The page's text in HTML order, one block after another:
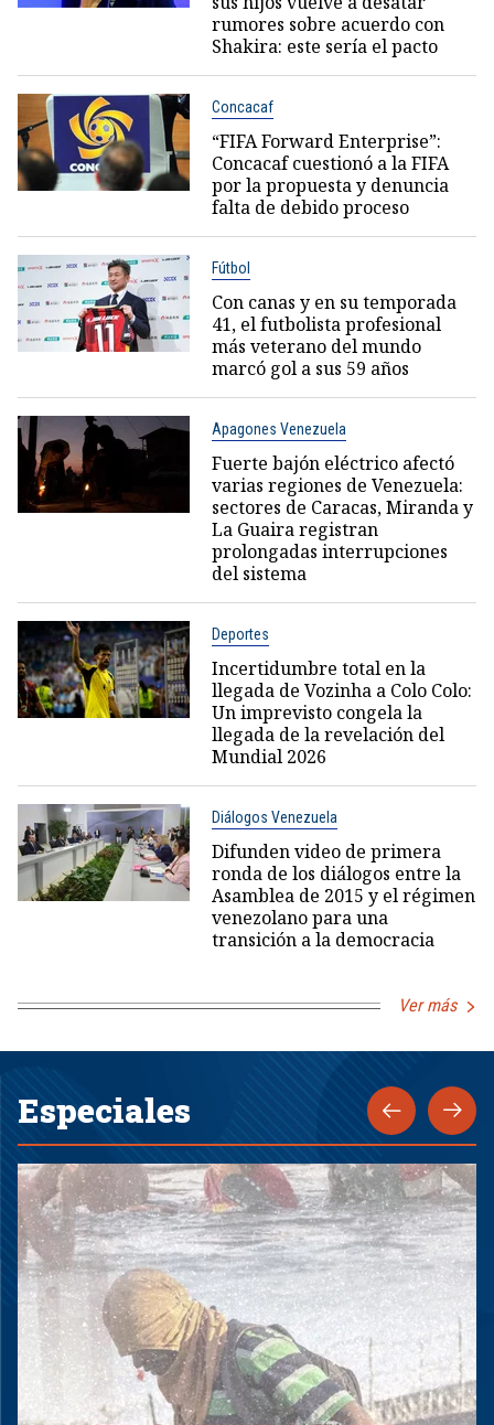
rumores sobre acuerdo con
Shakira: este sería el pacto
Concacaf
“FIFA Forward Enterprise”:
Concacaf cuestionó a la FIFA
por la propuesta y denuncia
falta de debido proceso
Fútbol
Con canas y en su temporada
41, el futbolista profesional
más veterano del mundo
marcó gol a sus 59 años
Apagones Venezuela
Fuerte bajón eléctrico afectó
varias regiones de Venezuela:
sectores de Caracas, Miranda y
La Guaira registran
prolongadas interrupciones
del sistema
Deportes
Incertidumbre total en la
llegada de Vozinha a Colo Colo:
Un imprevisto congela la
llegada de la revelación del
Mundial 2026
Diálogos Venezuela
Difunden video de primera
ronda de los diálogos entre la
Asamblea de 2015 y el régimen
venezolano para una
transición a la democracia
Ver más
Especiales